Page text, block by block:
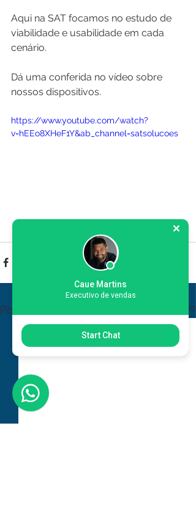
Aqui na SAT focamos no estudo de
viabilidade e usabilidade em cada
cenário.
Dá uma conferida no vídeo sobre
nossos dispositivos.
https://www.youtube.com/watch?
v=hEEo8XHeF1Y&ab_channel=satsolucoes
Posts recentes Ver tudo
Caue Martins
Executivo de vendas
Start Chat